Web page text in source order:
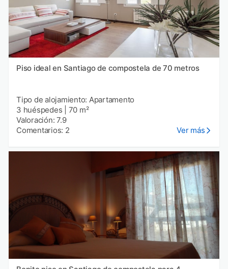
Piso ideal en Santiago de compostela de 70 metros
Tipo de alojamiento: Apartamento
3 huéspedes
70 m²
Valoración: 7.9
Comentarios: 2
Ver más